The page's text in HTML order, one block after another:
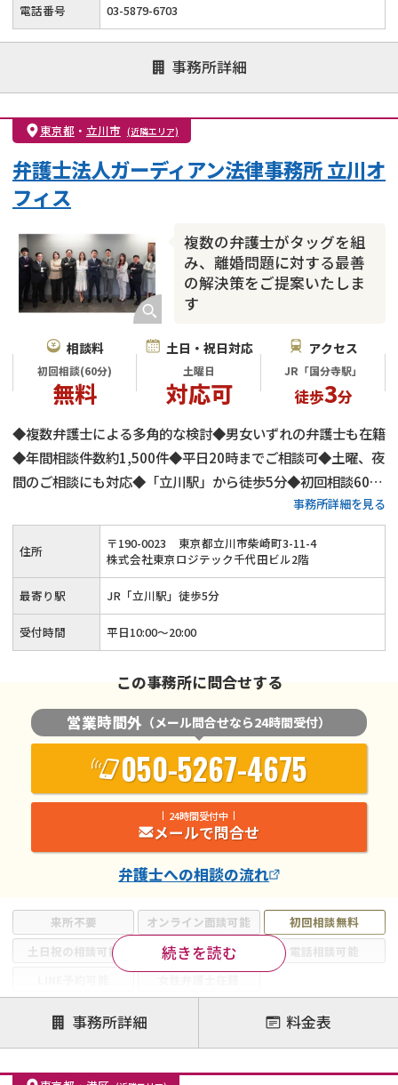
電話番号 03-5879-6703
事務所詳細
東京都 ・ 立川市 (近隣エリア)
複数の弁護士がタッグを組
み、離婚問題に対する最善
の解決策をご提案いたしま
す
弁護士法人ガーディアン法律事務所 立川オ
フィス
相談料
初回相談(60分)
無料
土日・祝日対応
土曜日
対応可
アクセス
JR「国分寺駅」
徒歩3分
◆複数弁護士による多角的な検討◆男女いずれの弁護士も在籍
◆年間相談件数約1,500件◆平日20時までご相談可◆土曜、夜
間のご相談にも対応◆「立川駅」から徒歩5分◆初回相談60分
無料◆弁護士費用は分割払いも可◆養育費・財産分与・慰謝料
請求も安心◆代理交渉にもご対応
事務所詳細を見る
来所不要 オンライン面談可能
初回相談無料
土日祝の相談可能
19時以降電話可能
電話相談可能
注力案件
離婚前相談
離婚調停
離婚裁判
親権・面会交流権
DV モラハラ
続きを読む
住所 〒190-0023
東京都立川市柴崎町3-11-4
株式会社東京ロジテック千代田ビル2階
最寄り駅 JR「立川駅」徒歩5分
受付時間 平日10:00～20:00
この事務所に問合せする
営業時間外 （メール問合せなら24時間受付）
050-5267-4675
24時間受付中
メールで問合せ
弁護士への相談の流れ
事務所詳細 料金表